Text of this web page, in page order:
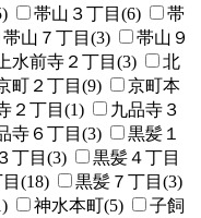
帯山３丁目(6)
帯
帯山７丁目(3)
帯山９
上水前寺２丁目(3)
北
町２丁目(9)
京町本
２丁目(1)
九品寺３
寺６丁目(3)
黒髪１
丁目(3)
黒髪４丁目
(18)
黒髪７丁目(3)
神水本町(5)
子飼